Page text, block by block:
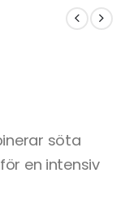
söta
en intensiv